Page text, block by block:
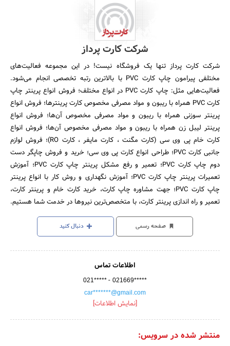
شرکت کارت پرداز
شرکت کارت پرداز تنها یک فروشگاه نیست! در این مجموعه فعالیت­‌های
مختلفی پیرامون چاپ کارت PVC با بالاترین رتبه تخصصی انجام می­‌شود.
فعالیت‌هایی مثل: چاپ کارت PVC در انواع مختلف؛ فروش انواع پرینتر چاپ
کارت PVC همراه با ریبون و مواد مصرفی مخصوص کارت پرینترها؛ فروش انواع
پرینتر سوزنی همراه با ریبون و مواد مصرفی مخصوص آن‌ها؛ فروش انواع
پرینتر لیبل زن همراه با ریبون و مواد مصرفی مخصوص آن‌ها؛ فروش انواع
کارت خام پی وی سی (کارت مگنت ، کارت مایفر ، کارت RO)؛ فروش لوازم
جانبی کارت PVC؛ طراحی انواع کارت پی وی سی؛ خرید و فروش چاپگر دست
دوم چاپ کارت PVC؛ تعمیر و رفع مشکل پرینتر چاپ کارت PVC؛ آموزش
تعمیرات پرینتر چاپ کارت PVC؛ آموزش نگهداری و روش کار با انواع پرینتر
چاپ کارت PVC؛ جهت مشاوره چاپ کارت، خرید کارت خام و پرینتر کارت،
تعمیر و راه اندازی پرینتر کارت، با متخصص‌ترین نیروها در خدمت شما هستیم.
صفحه رسمی دنبال کنید
اطلاعات تماس
021***** - 021669*****
car*******@gmail.com
[نمایش اطلاعات]
منتشر شده در سرویس: